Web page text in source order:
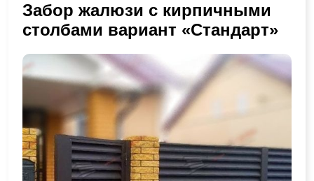
Забор жалюзи с кирпичными
столбами вариант «Стандарт»